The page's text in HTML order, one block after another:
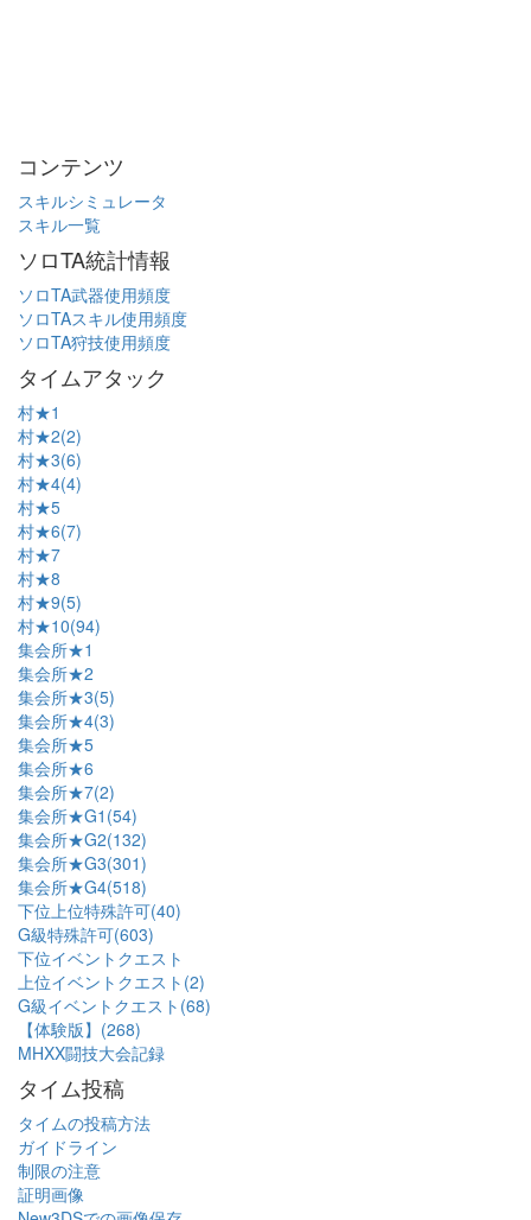
コンテンツ
スキルシミュレータ
スキル一覧
ソロTA統計情報
ソロTA武器使用頻度
ソロTAスキル使用頻度
ソロTA狩技使用頻度
タイムアタック
村★1
村★2(2)
村★3(6)
村★4(4)
村★5
村★6(7)
村★7
村★8
村★9(5)
村★10(94)
集会所★1
集会所★2
集会所★3(5)
集会所★4(3)
集会所★5
集会所★6
集会所★7(2)
集会所★G1(54)
集会所★G2(132)
集会所★G3(301)
集会所★G4(518)
下位上位特殊許可(40)
G級特殊許可(603)
下位イベントクエスト
上位イベントクエスト(2)
G級イベントクエスト(68)
【体験版】(268)
MHXX闘技大会記録
タイム投稿
タイムの投稿方法
ガイドライン
制限の注意
証明画像